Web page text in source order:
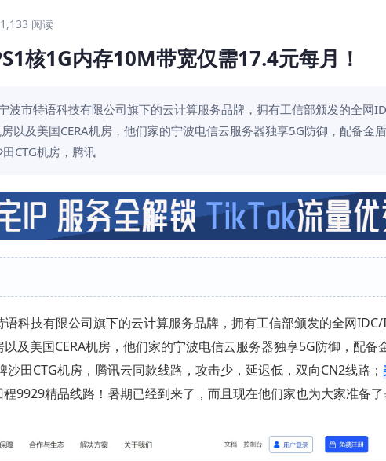
1,133 阅读
核1G内存10M带宽仅需17.4元每月！
波市特语科技有限公司旗下的云计算服务品牌，拥有工信部颁发的全网
以及美国CERA机房，他们家的宁波电信云服务器独享5G防御，配备金
CTG机房，腾讯
科技有限公司旗下的云计算服务品牌，拥有工信部颁发的全网IDC/
及美国CERA机房，他们家的宁波电信云服务器独享5G防御，配备
沙田CTG机房，腾讯云同款线路，攻击少，延迟低，双向CN2线路；
9929精品线路！暑期已经到来了，而且现在他们家也为大家准备